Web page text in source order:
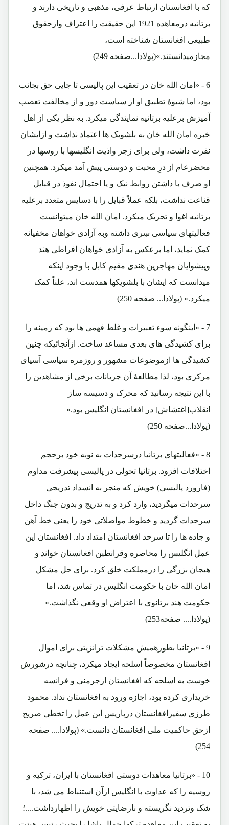
که با افغانستان ارتباط عرفی، مذهبی و تاریخی دارند و
برتانیه درمعاهده 1921 این حقیقت را اعتراف وازحقوق
طبیعی افغانستان شناخته است،
مجازمیدانستند.»(پولادا...صفحه 249)
6 - «امان الله خان در تعقیب این پالیسی تا جایی حق بجانب
بود، اما شیوۀ تطبیق او از سیاست دور و از مخالفت تعصب
آمیزش برعلیه برتانیه نمایندگی میکرد. به نظر یکی از اهل
خبره امان الله خان به بلشویک ها اعتماد نداشت و ازایشان
نفرت داشت، ولی برای زجر واذیت انگلیسها با روسها در
محضرعام از درِ محبت و دوستی پیش آمد میکرد. همچنین
او صرف با داشتن روابط نیک و یا احتمال نفوذ در قبایل
قناعت نداشت، بلکه عملاً قبایل را با دسایس متعدد برعلیه
برتانیه اغوا و تحریک میکرد. امان الله خان میتوانست
فعالیتهای سیاسی سِری داشته وبه آزادی خواهان مخفیانه
کمک نماید، اما برعکس به آزادی خواهان افراطی هند
وپیشوایان مهاجرین هندی مقیم کابل با وجود اینکه
میدانست که ایشان با بلشویکها همدست اند، علناً کمک
میکرد.» (پولادا... صفحه 250)
7 - «اینگونه سوء تعبیرات و غلط فهمی ها بود که زمینه را
برای کشیدگی های بعدی مساعد ساخت. ازآنجائیکه چنین
کشیدگی ها ازموضوعات مشهور و روزمره سیاسی آسیای
مرکزی بود، لذا مطالعۀ آن جریانات برخی از مشاهدین را
با این نتیجه رسانید که محرک و دسیسه ساز
انقلاب[اغتشاش] در افغانستان انگلیس بود.»
(پولادا...صفحه 250)
8 - «فعالیتهای برتانیا درسرحدات به نوبه خود برحجم
اختلافات افزود. برتانیا تحولی در پالیسی پیشرفت مداوم
(فارورد پالیسی) خویش که منجر به انسداد تدریجی
سرحدات میگردید، وارد کرد و به تدریج و بدون جنگ داخل
سرحدات گردید و خطوط مواصلاتی خود را یعنی خط آهن
و جاده ها را تا سرحد افغانستان امتداد داد. افغانستان این
عمل انگلیس را محاصره وقرانطین افغانستان خواند و
هیجان بزرگی را درمملکت خلق کرد. برای حل مشکل
امان الله خان با حکومت انگلیس در تماس شد، اما
حکومت هند برتانوی با اعتراض او وقعی نگذاشت.»
(پولادا.... صفحه253)
9 - «برتانیا بطورهمیش مشکلات ترانزیتی برای اموال
افغانستان مخصوصاً اسلحه ایجاد میکرد، چنانچه درشورش
خوست به اسلحه که افغانستان ازجرمنی و فرانسه
خریداری کرده بود، اجازه ورود به افغانستان نداد. محمود
طرزی سفیرافغانستان درپاریس این عمل را تخطی صریح
ازحق حاکمیت ملی افغانستان دانست.» (پولادا.... صفحه
254)
10 - «برتانیا معاهدات دوستی افغانستان با ایران، ترکیه و
روسیه را که عداوت با انگلیس ازآن استنباط می شد، با
شک وتردید نگریسته و نارضایتی خویش را اظهارداشت....؛